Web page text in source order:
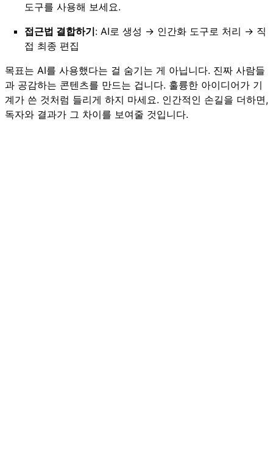
도구를 사용해 보세요.
접근법 결합하기: AI로 생성 → 인간화 도구로 처리 → 직
접 최종 편집
목표는 AI를 사용했다는 걸 숨기는 게 아닙니다. 진짜 사람들
과 공감하는 콘텐츠를 만드는 겁니다. 훌륭한 아이디어가 기
계가 쓴 것처럼 들리게 하지 마세요. 인간적인 손길을 더하면,
독자와 결과가 그 차이를 보여줄 것입니다.